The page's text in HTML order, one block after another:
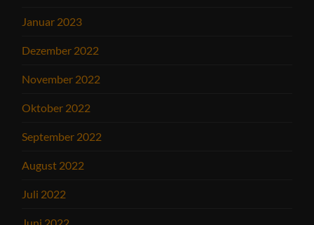
Januar 2023
Dezember 2022
November 2022
Oktober 2022
September 2022
August 2022
Juli 2022
Juni 2022